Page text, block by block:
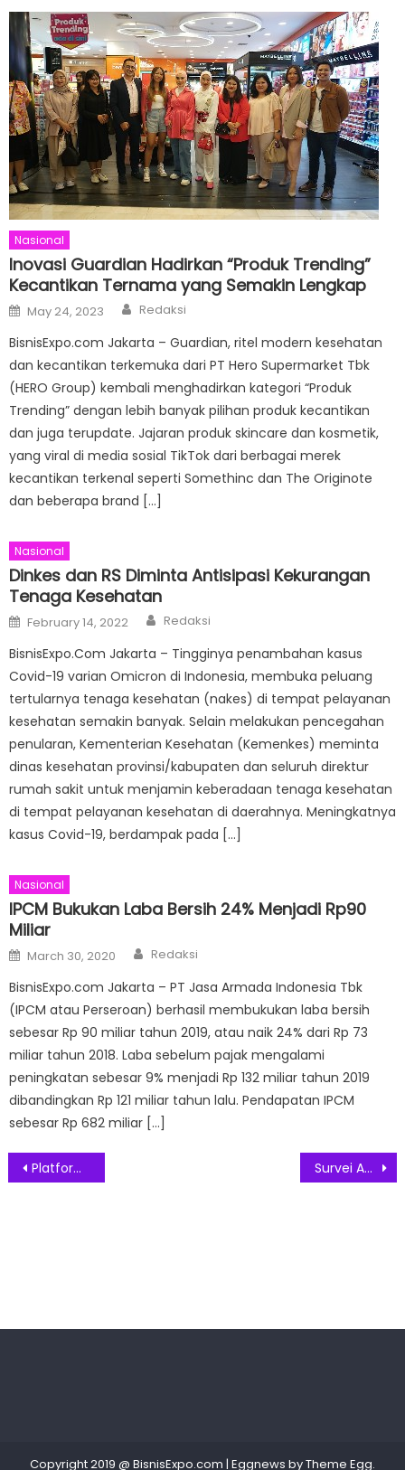
Nasional
Inovasi Guardian Hadirkan “Produk Trending”
Kecantikan Ternama yang Semakin Lengkap
Posted
on
May 24, 2023 Author
Redaksi
BisnisExpo.com Jakarta – Guardian, ritel modern kesehatan
dan kecantikan terkemuka dari PT Hero Supermarket Tbk
(HERO Group) kembali menghadirkan kategori “Produk
Trending” dengan lebih banyak pilihan produk kecantikan
dan juga terupdate. Jajaran produk skincare dan kosmetik,
yang viral di media sosial TikTok dari berbagai merek
kecantikan terkenal seperti Somethinc dan The Originote
dan beberapa brand […]
Nasional
Dinkes dan RS Diminta Antisipasi Kekurangan
Tenaga Kesehatan
Posted
on
February 14, 2022 Author
Redaksi
BisnisExpo.Com Jakarta – Tingginya penambahan kasus
Covid-19 varian Omicron di Indonesia, membuka peluang
tertularnya tenaga kesehatan (nakes) di tempat pelayanan
kesehatan semakin banyak. Selain melakukan pencegahan
penularan, Kementerian Kesehatan (Kemenkes) meminta
dinas kesehatan provinsi/kabupaten dan seluruh direktur
rumah sakit untuk menjamin keberadaan tenaga kesehatan
di tempat pelayanan kesehatan di daerahnya. Meningkatnya
kasus Covid-19, berdampak pada […]
Nasional
IPCM Bukukan Laba Bersih 24% Menjadi Rp90
Miliar
Posted
on
March 30, 2020 Author
Redaksi
BisnisExpo.com Jakarta – PT Jasa Armada Indonesia Tbk
(IPCM atau Perseroan) berhasil membukukan laba bersih
sebesar Rp 90 miliar tahun 2019, atau naik 24% dari Rp 73
miliar tahun 2018. Laba sebelum pajak mengalami
peningkatan sebesar 9% menjadi Rp 132 miliar tahun 2019
dibandingkan Rp 121 miliar tahun lalu. Pendapatan IPCM
sebesar Rp 682 miliar […]
Post
Platform telekonferensi Google Meet Hadirkan Fitur Baru Untuk Kegiatan Belajar Mengajar Survei Amazon Web Service, Indonesia Butuh Ratusan Pekerja Digital Dukung Perekonomian 2025
Copyright 2019 @ BisnisExpo.com | Eggnews byTheme Egg.